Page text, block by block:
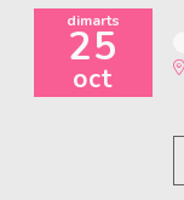
dimarts
25
oct